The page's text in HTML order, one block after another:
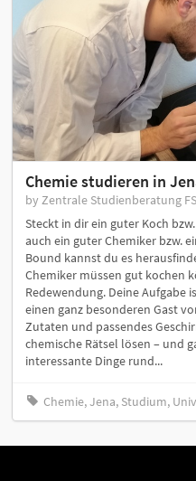
Chemie studieren in
by Zentrale Studienberatung
Steckt in dir ein guter Koch
auch ein guter Chemiker bzw.
Bound kannst du es
Chemiker müssen gut kochen
Redewendung. Deine Aufgabe
einen ganz besonderen Gast
Zutaten und passendes
chemische Rätsel lösen – und
interessante Dinge rund...
Chemie, Jena, Studium,